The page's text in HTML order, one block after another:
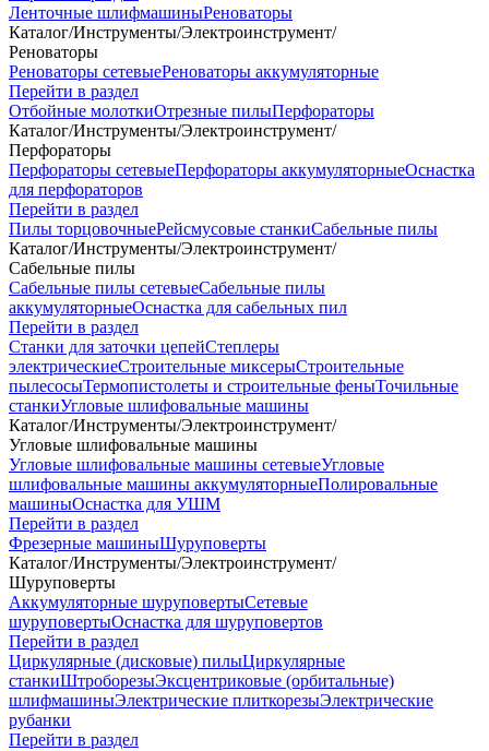
Ленточные шлифмашиныРеноваторы
Каталог/Инструменты/Электроинструмент/
Реноваторы
Реноваторы сетевыеРеноваторы аккумуляторные
Перейти в раздел
Отбойные молоткиОтрезные пилыПерфораторы
Каталог/Инструменты/Электроинструмент/
Перфораторы
Перфораторы сетевыеПерфораторы аккумуляторныеОснастка
для перфораторов
Перейти в раздел
Пилы торцовочныеРейсмусовые станкиСабельные пилы
Каталог/Инструменты/Электроинструмент/
Сабельные пилы
Сабельные пилы сетевыеСабельные пилы
аккумуляторныеОснастка для сабельных пил
Перейти в раздел
Станки для заточки цепейСтеплеры
электрическиеСтроительные миксерыСтроительные
пылесосыТермопистолеты и строительные феныТочильные
станкиУгловые шлифовальные машины
Каталог/Инструменты/Электроинструмент/
Угловые шлифовальные машины
Угловые шлифовальные машины сетевыеУгловые
шлифовальные машины аккумуляторныеПолировальные
машиныОснастка для УШМ
Перейти в раздел
Фрезерные машиныШуруповерты
Каталог/Инструменты/Электроинструмент/
Шуруповерты
Аккумуляторные шуруповертыСетевые
шуруповертыОснастка для шуруповертов
Перейти в раздел
Циркулярные (дисковые) пилыЦиркулярные
станкиШтроборезыЭксцентриковые (орбитальные)
шлифмашиныЭлектрические плиткорезыЭлектрические
рубанки
Перейти в раздел